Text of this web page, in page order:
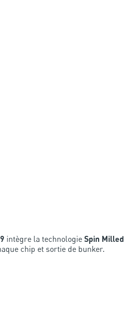
intègre la technologie Spin Milled
chip et sortie de bunker.